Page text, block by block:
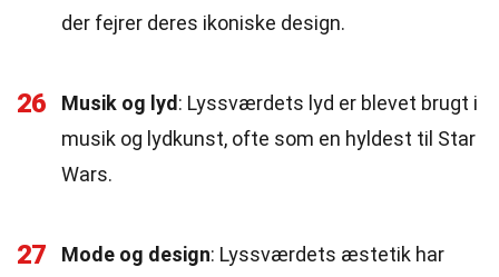
der fejrer deres ikoniske design.
26 Musik og lyd : Lyssværdets lyd er blevet brugt i
musik og lydkunst, ofte som en hyldest til Star
Wars.
27 Mode og design: Lyssværdets æstetik har